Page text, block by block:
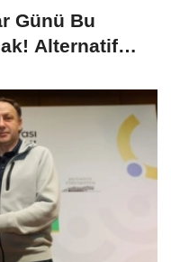
Günü Bu
Alternatif